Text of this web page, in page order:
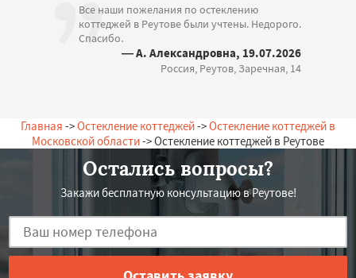
Все наши пожелания по остеклению
коттеджей в Реутове были учтены. Недорого.
Спасибо.
— А. Александровна, 19.07.2026
Россия, Реутов, Заречная, 14
Главная ->Остекление коттеджей->Остекление коттеджей в
Московской области-> Остекление коттеджей в Реутове
Остались вопросы?
Закажи бесплатную консультацию в Реутове!